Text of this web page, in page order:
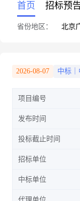
首页 招标预
省份地区： 北京
2026-08-07 中标｜
项目编号
发布时间
投标截止时间
招标单位
中标单位